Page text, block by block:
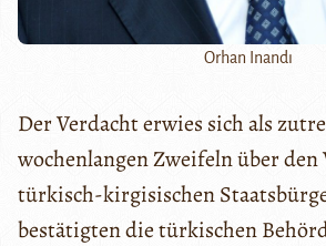
Orhan Inandı
Der Verdacht erwies sich als
wochenlangen Zweifeln über den
türkisch-kirgisischen
bestätigten die türkischen